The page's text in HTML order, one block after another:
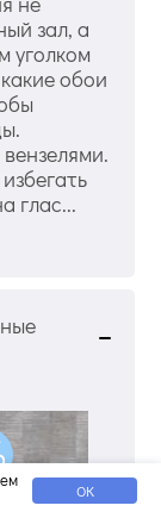
зал, а
уголком
обои
глас...
ОК